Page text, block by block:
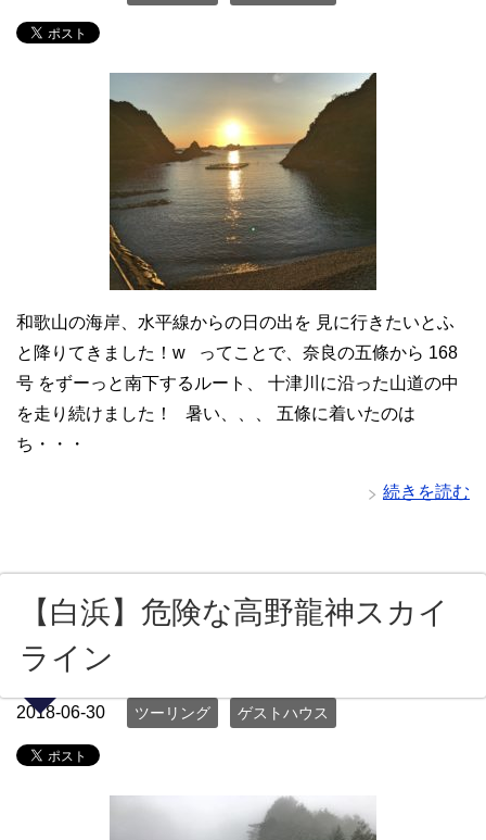
和歌山の海岸、水平線からの日の出を 見に行きたいとふ
と降りてきました！w ってことで、奈良の五條から 168
号 をずーっと南下するルート、 十津川に沿った山道の中
を走り続けました！ 暑い、、、 五條に着いたのは
ち・・・
続きを読む
【白浜】危険な高野龍神スカイ
ライン
2018-06-30 ツーリング ゲストハウス